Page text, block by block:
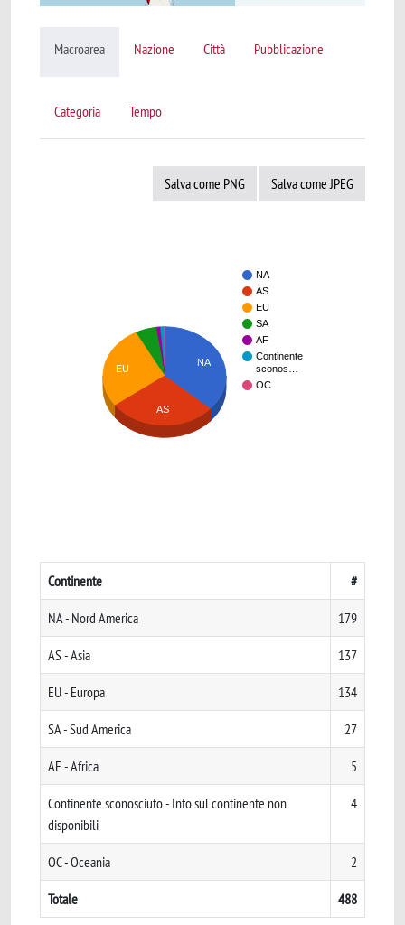
Macroarea Nazione Città Pubblicazione
Categoria Tempo
Salva come PNG Salva come JPEG
NA
AS
EU
SA
AF
Continente
sconos…
OC
NA
EU
AS
Continente #
NA - Nord America 179
AS - Asia 137
EU - Europa 134
SA - Sud America 27
AF - Africa 5
Continente sconosciuto - Info sul continente non
disponibili
4
OC - Oceania 2
Totale 488